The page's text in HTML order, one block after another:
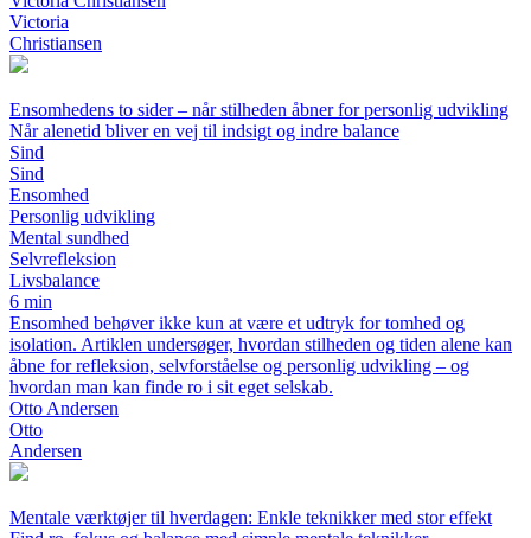
Victoria
Christiansen
Ensomhedens to sider – når stilheden åbner for personlig udvikling
Når alenetid bliver en vej til indsigt og indre balance
Sind
Sind
Ensomhed
Personlig udvikling
Mental sundhed
Selvrefleksion
Livsbalance
6 min
Ensomhed behøver ikke kun at være et udtryk for tomhed og
isolation. Artiklen undersøger, hvordan stilheden og tiden alene kan
åbne for refleksion, selvforståelse og personlig udvikling – og
hvordan man kan finde ro i sit eget selskab.
Otto Andersen
Otto
Andersen
Mentale værktøjer til hverdagen: Enkle teknikker med stor effekt